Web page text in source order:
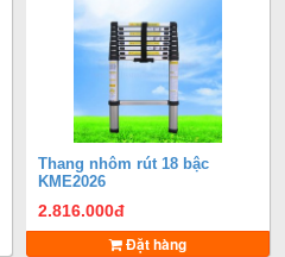
Thang nhôm rút 18 bậc
KME2026
2.816.000đ
Đặt hàng